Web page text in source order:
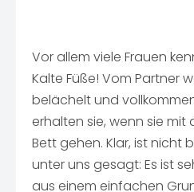
Vor allem viele Frauen
Kalte Füße! Vom Partner
belächelt und
erhalten sie, wenn sie mit
Bett gehen. Klar, ist nicht
unter uns gesagt: Es ist
aus einem einfachen